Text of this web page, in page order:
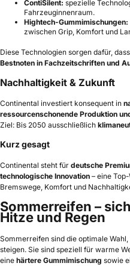
ContiSilent: spezielle
Fahrzeuginnenraum.
Hightech-Gummimischungen:
zwischen Grip, Komfort und
Diese Technologien sorgen dafür,
Bestnoten in Fachzeitschriften und
Nachhaltigkeit & Zukunft
Continental investiert konsequent in
ressourcenschonende Produktion
Ziel: Bis 2050 ausschließlich
Kurz gesagt
Continental steht für deutsche
technologische Innovation – eine
Bremswege, Komfort und
Sommerreifen –
Hitze und Regen
Sommerreifen sind die optimale
steigen. Sie sind speziell für warme
eine härtere Gummimischung sowie